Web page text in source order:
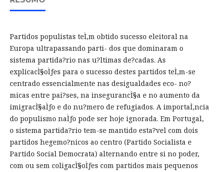
Partidos populistas teÌ‚m obtido sucesso eleitoral na
Europa ultrapassando parti- dos que dominaram o
sistema partida?rio nas u?ltimas de?cadas. As
explicacÌ§oÌƒes para o sucesso destes partidos teÌ‚m-se
centrado essencialmente nas desigualdades eco- no?
micas entre pai?ses, na insegurancÌ§a e no aumento da
imigracÌ§aÌƒo e do nu?mero de refugiados. A importaÌ‚ncia
do populismo naÌƒo pode ser hoje ignorada. Em Portugal,
o sistema partida?rio tem-se mantido esta?vel com dois
partidos hegemo?nicos ao centro (Partido Socialista e
Partido Social Democrata) alternando entre si no poder,
com ou sem coligacÌ§oÌƒes com partidos mais pequenos